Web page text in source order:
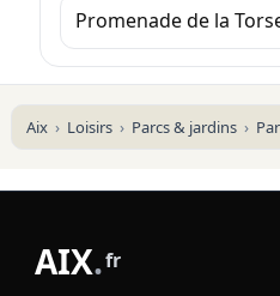
Promenade de la
Aix Loisirs Parcs & jardins
AIX.fr